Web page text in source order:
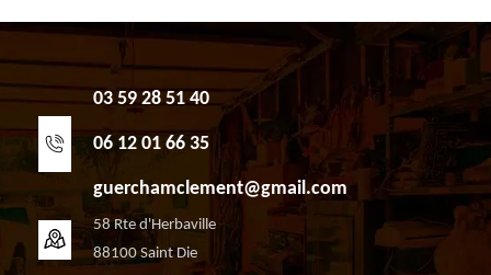
03 59 28 51 40
06 12 01 66 35
guerchamclement@gmail.com
58 Rte d'Herbaville
88100 Saint Die